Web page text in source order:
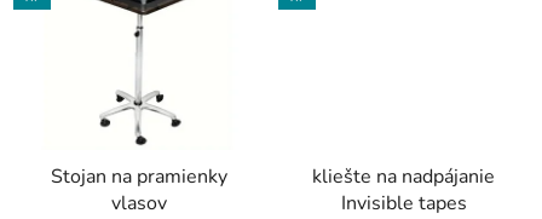
Stojan na pramienky
vlasov
kliešte na nadpájanie
Invisible tapes